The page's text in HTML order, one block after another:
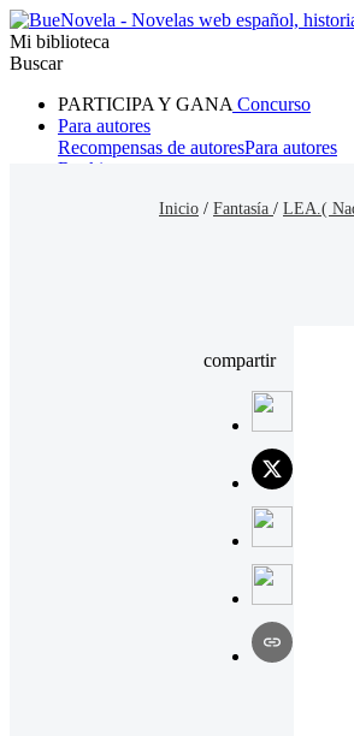
Mi biblioteca
Buscar
PARTICIPA Y GANA Concurso
Para autores
Recompensas de autoresPara autores
Ranking
Inicio / Fantasía / LEA.(
compartir